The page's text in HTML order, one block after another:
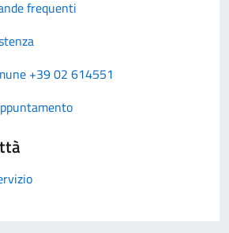
frequenti
+39 02 614551